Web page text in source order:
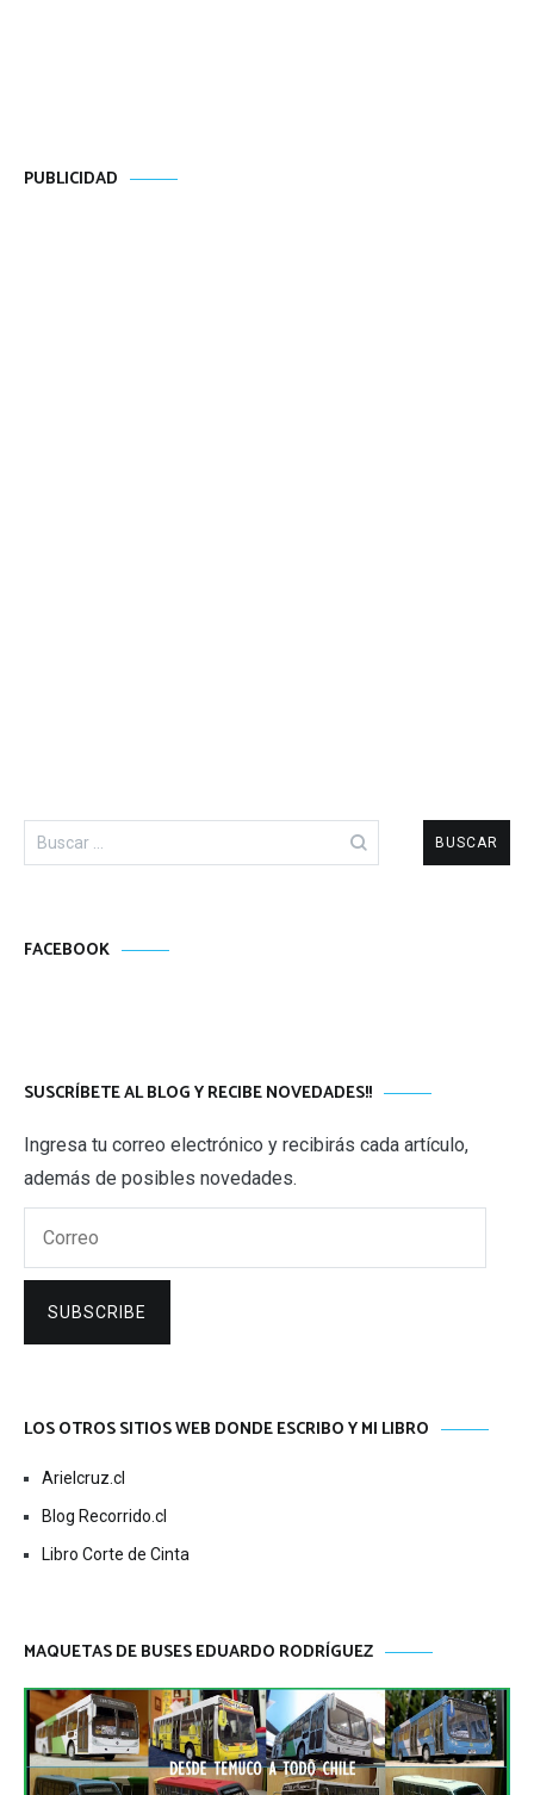
PUBLICIDAD
Buscar:
FACEBOOK
SUSCRÍBETE AL BLOG Y RECIBE NOVEDADES!!
Ingresa tu correo electrónico y recibirás cada artículo,
además de posibles novedades.
SUBSCRIBE
LOS OTROS SITIOS WEB DONDE ESCRIBO Y MI LIBRO
Arielcruz.cl
Blog Recorrido.cl
Libro Corte de Cinta
MAQUETAS DE BUSES EDUARDO RODRÍGUEZ